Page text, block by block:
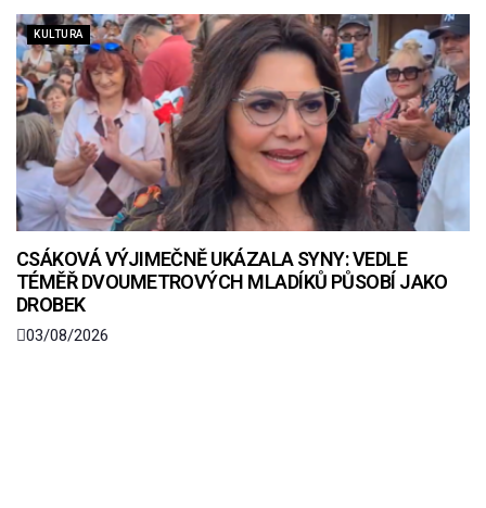
KULTURA
CSÁKOVÁ VÝJIMEČNĚ UKÁZALA SYNY: VEDLE
TÉMĚŘ DVOUMETROVÝCH MLADÍKŮ PŮSOBÍ JAKO
DROBEK
03/08/2026